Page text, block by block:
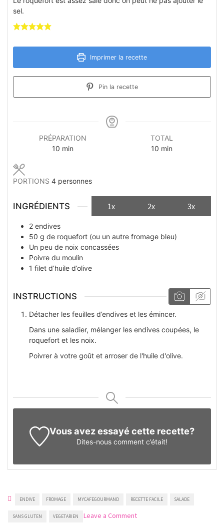
sel.
Imprimer la recette
Pin la recette
PRÉPARATION
10minutes
min
TOTAL
10minutes
min
PORTIONS 4 personnes
INGRÉDIENTS 1x 2x 3x
2 endives
50 g de roquefort (ou un autre fromage bleu)
Un peu de noix concassées
Poivre du moulin
1 filet d’huile d’olive
INSTRUCTIONS
Détacher les feuilles d’endives et les émincer.
Dans une saladier, mélanger les endives coupées, le
roquefort et les noix.
Poivrer à votre goût et arroser de l'huile d'olive.
Vous avez essayé cette recette?
Dites-nous comment c’était!
ENDIVE FROMAGE MYCAFEGOURMAND RECETTE FACILE SALADE
SANS GLUTEN VEGETARIEN Leave a Commenton